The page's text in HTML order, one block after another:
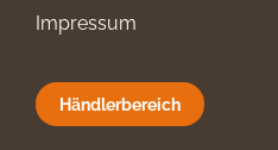
Impressum
Händlerbereich